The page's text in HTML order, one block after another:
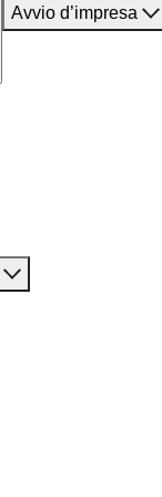
Avvio d’impresa